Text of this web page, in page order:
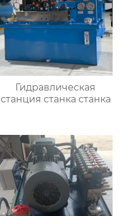
Гидравлическая
станция станка станка